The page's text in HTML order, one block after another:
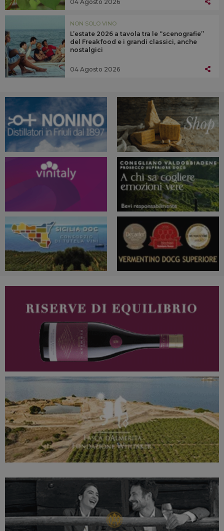
NON SOLO VINO
L’estate 2026 a tavola tra le “scenografie”
del Freakfood e i grandi classici, anche
nostalgici
04 Agosto 2026